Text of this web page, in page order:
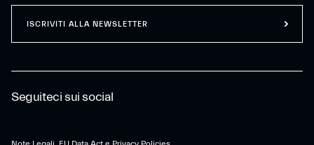
Seguiteci sui social
ISCRIVITI ALLA NEWSLETTER